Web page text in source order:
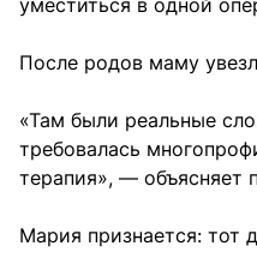
После родов маму
«Там были реальные
требовалась
терапия», — объясняет
Мария признается: тот